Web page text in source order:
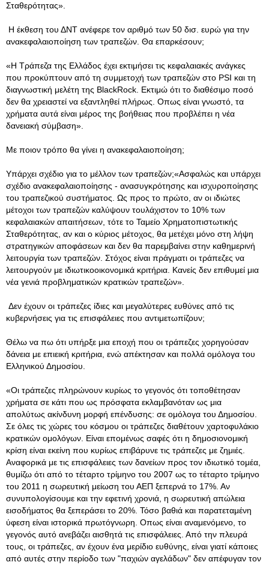
Σταθερότητας».
Η έκθεση του ΔΝΤ ανέφερε τον αριθμό των 50 δισ. ευρώ για την
ανακεφαλαιοποίηση των τραπεζών. Θα επαρκέσουν;
«Η Τράπεζα της Ελλάδος έχει εκτιμήσει τις κεφαλαιακές ανάγκες
που προκύπτουν από τη συμμετοχή των τραπεζών στο PSI και τη
διαγνωστική μελέτη της BlackRock. Εκτιμώ ότι το διαθέσιμο ποσό
δεν θα χρειαστεί να εξαντληθεί πλήρως. Οπως είναι γνωστό, τα
χρήματα αυτά είναι μέρος της βοήθειας που προβλέπει η νέα
δανειακή σύμβαση».
Με ποιον τρόπο θα γίνει η ανακεφαλαιοποίηση;
Υπάρχει σχέδιο για το μέλλον των τραπεζών;«Ασφαλώς και υπάρχει
σχέδιο ανακεφαλαιοποίησης - ανασυγκρότησης και ισχυροποίησης
του τραπεζικού συστήματος. Ως προς το πρώτο, αν οι ιδιώτες
μέτοχοι των τραπεζών καλύψουν τουλάχιστον το 10% των
κεφαλαιακών απαιτήσεων, τότε το Ταμείο Χρηματοπιστωτικής
Σταθερότητας, αν και ο κύριος μέτοχος, θα μετέχει μόνο στη λήψη
στρατηγικών αποφάσεων και δεν θα παρεμβαίνει στην καθημερινή
λειτουργία των τραπεζών. Στόχος είναι πράγματι οι τράπεζες να
λειτουργούν με ιδιωτικοοικονομικά κριτήρια. Κανείς δεν επιθυμεί μια
νέα γενιά προβληματικών κρατικών τραπεζών».
Δεν έχουν οι τράπεζες ίδιες και μεγαλύτερες ευθύνες από τις
κυβερνήσεις για τις επισφάλειες που αντιμετωπίζουν;
Θέλω να πω ότι υπήρξε μια εποχή που οι τράπεζες χορηγούσαν
δάνεια με επιεική κριτήρια, ενώ απέκτησαν και πολλά ομόλογα του
Ελληνικού Δημοσίου.
«Οι τράπεζες πληρώνουν κυρίως το γεγονός ότι τοποθέτησαν
χρήματα σε κάτι που ως πρόσφατα εκλαμβανόταν ως μια
απολύτως ακίνδυνη μορφή επένδυσης: σε ομόλογα του Δημοσίου.
Σε όλες τις χώρες του κόσμου οι τράπεζες διαθέτουν χαρτοφυλάκιο
κρατικών ομολόγων. Είναι επομένως σαφές ότι η δημοσιονομική
κρίση είναι εκείνη που κυρίως επιβάρυνε τις τράπεζες με ζημιές.
Αναφορικά με τις επισφάλειες των δανείων προς τον ιδιωτικό τομέα,
θυμίζω ότι από το τέταρτο τρίμηνο του 2007 ως το τέταρτο τρίμηνο
του 2011 η σωρευτική μείωση του ΑΕΠ ξεπερνά το 17%. Αν
συνυπολογίσουμε και την εφετινή χρονιά, η σωρευτική απώλεια
εισοδήματος θα ξεπεράσει το 20%. Τόσο βαθιά και παρατεταμένη
ύφεση είναι ιστορικά πρωτόγνωρη. Οπως είναι αναμενόμενο, το
γεγονός αυτό ανεβάζει αισθητά τις επισφάλειες. Από την πλευρά
τους, οι τράπεζες, αν έχουν ένα μερίδιο ευθύνης, είναι γιατί κάποιες
από αυτές στην περίοδο των "παχιών αγελάδων" δεν απέφυγαν τον